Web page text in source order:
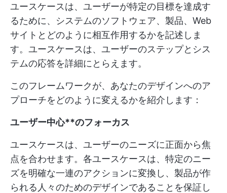
ユースケースは、ユーザーが特定の目標を達成す
るために、システムのソフトウェア、製品、Web
サイトとどのように相互作用するかを記述しま
す。ユースケースは、ユーザーのステップとシス
テムの応答を詳細にとらえます。
このフレームワークが、あなたのデザインへのア
プローチをどのように変えるかを紹介します：
ユーザー中心**のフォーカス
ユースケースは、ユーザーのニーズに正面から焦
点を合わせます。各ユースケースは、特定のニー
ズを明確な一連のアクションに変換し、製品が作
られる人々のためのデザインであることを保証し